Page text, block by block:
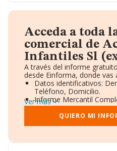
Acceda a toda
comercial de
Infantiles Sl
A través del informe
desde Einforma, donde vas
Datos identificativos:
Teléfono, Domicilio.
Informe Mercantil
Gráficos de Evolución
Consejo de
Directivos y Ejecutivos.
Ver más
QUIERO MI